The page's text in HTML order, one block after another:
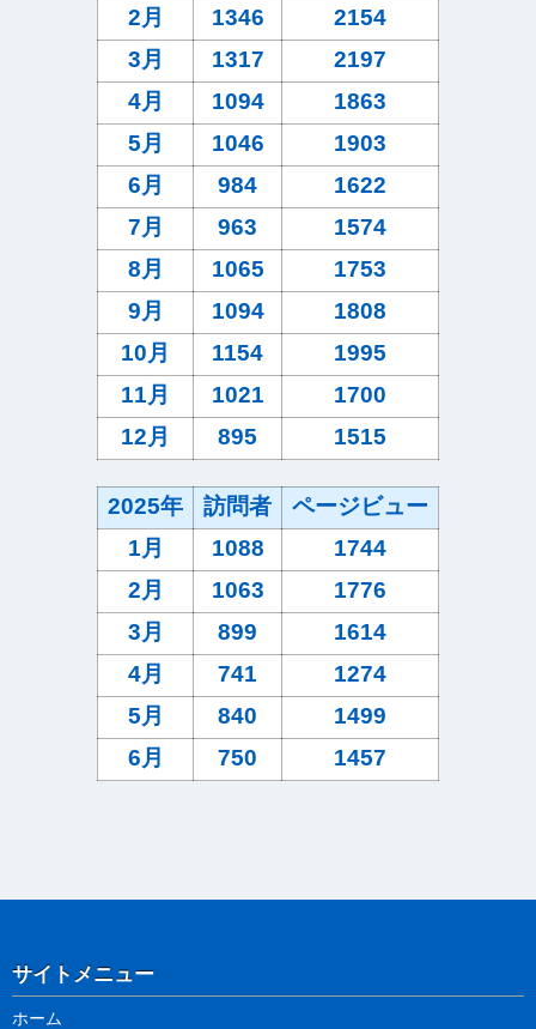
2月
1346
2154
3月
1317
2197
4月
1094
1863
5月
1046
1903
6月
984
1622
7月
963
1574
8月
1065
1753
9月
1094
1808
10月
1154
1995
11月
1021
1700
12月
895 1515
2025年 訪問者
ページビュー
1月
1088
1744
2月
1063
1776
3月
899
1614
4月
741
1274
5月
840
1499
6月
750 1457
サイトメニュー
ホーム